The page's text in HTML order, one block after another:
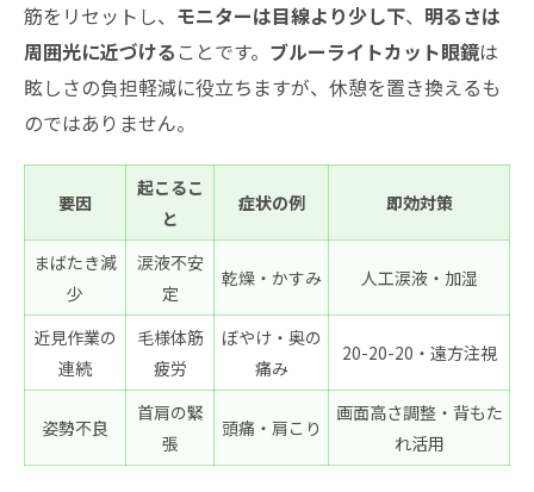
眼精疲労の治し方についてよくある質問まとめ
眼精疲労の症状がツライ時のとっさの対処
法は？
眼精疲労は温める？冷やす？症状タイプ別
の選び方
目の奥までツライ時、何をすればラクにな
る？
眼精疲労はどれくらいで治る？改善の目安
と注意点
眼精疲労が治らない時、眼科ではどんな対
応をしてもらえる？
片目だけで出る眼精疲労の原因とは？注意
すべきケースも
筋をリセットし、 モニターは目線より少し下、 明るさは
周囲光に近づける ことです。 ブルーライトカット眼鏡は
眩しさの負担軽減に役立ちますが、休憩を置き換えるも
のではありません。
要因
起こるこ
と
症状の例 即効対策
まばたき減
少
涙液不安
定
乾燥・かすみ 人工涙液・加湿
近見作業の
連続
毛様体筋
疲労
ぼやけ・奥の
痛み
20-20-20・遠方注視
姿勢不良
首肩の緊
張
頭痛・肩こり
画面高さ調整・背もた
れ活用